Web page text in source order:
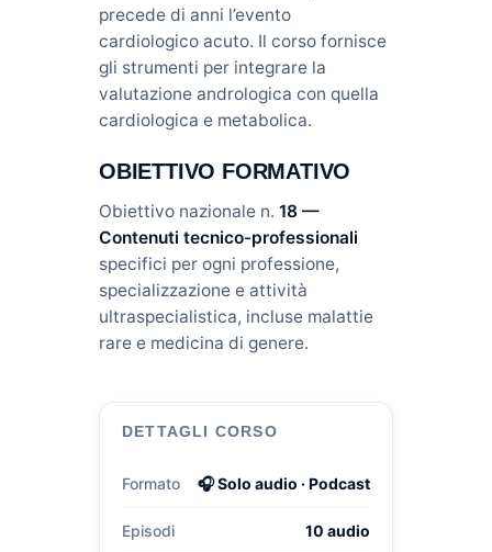
precede di anni l’evento
cardiologico acuto. Il corso fornisce
gli strumenti per integrare la
valutazione andrologica con quella
cardiologica e metabolica.
OBIETTIVO FORMATIVO
Obiettivo nazionale n. 18 —
Contenuti tecnico-professionali
specifici per ogni professione,
specializzazione e attività
ultraspecialistica, incluse malattie
rare e medicina di genere.
DETTAGLI CORSO
Formato 🎧 Solo audio · Podcast
Episodi 10 audio